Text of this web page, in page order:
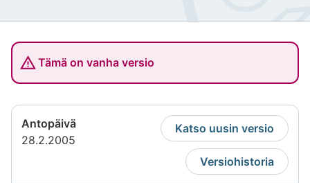
Tämä on vanha versio
Antopäivä
28.2.2005
Katso uusin versio
Versiohistoria